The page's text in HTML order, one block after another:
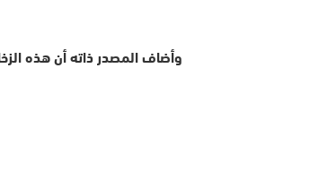
وأضاف المصدر ذاته أن هذه